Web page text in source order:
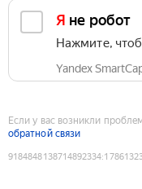
Я не робот
Нажмите,
Yandex
Если у вас возникли
обратной связи
9184848138714892334: